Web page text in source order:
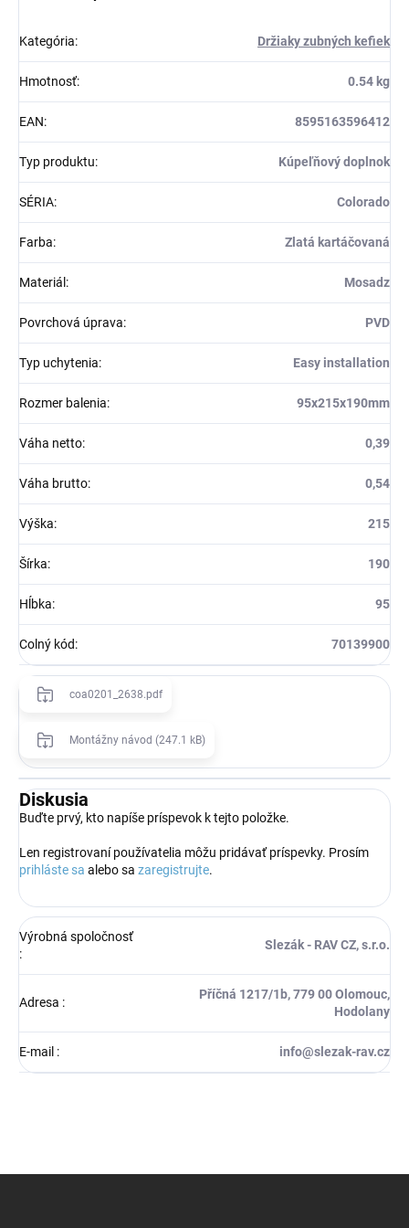
Kategória: Držiaky zubných kefiek
Hmotnosť: 0.54 kg
EAN: 8595163596412
Typ produktu: Kúpeľňový doplnok
SÉRIA: Colorado
Farba: Zlatá kartáčovaná
Materiál : Mosadz
Povrchová úprava: PVD
Typ uchytenia: Easy installation
Rozmer balenia: 95x215x190mm
Váha netto: 0,39
Váha brutto: 0,54
Výška: 215
Šírka: 190
Hĺbka: 95
Colný kód: 70139900
coa0201_2638.pdf
Montážny návod (247.1 kB)
Diskusia
Buďte prvý, kto napíše príspevok k tejto položke.
Len registrovaní používatelia môžu pridávať príspevky. Prosím
prihláste sa alebo sa zaregistrujte.
Výrobná spoločnosť
:
Slezák - RAV CZ, s.r.o.
Adresa :
Příčná 1217/1b, 779 00 Olomouc,
Hodolany
E-mail : info@slezak-rav.cz